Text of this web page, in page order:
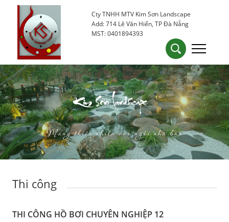
kimsondn84@gmail.com
0905 53 15 25Cty TNHH MTV Kim Sơn Landscape
Add: 714 Lê Văn Hiến, TP Đà Nẵng
MST: 0401894393
Kim Sơn Landscape
Mang thiên nhiên vào ngôi nhà bạn
Thi công
THI CÔNG HỒ BƠI CHUYÊN NGHIỆP 12